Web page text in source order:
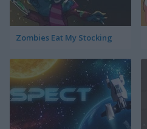
Zombies Eat My Stocking